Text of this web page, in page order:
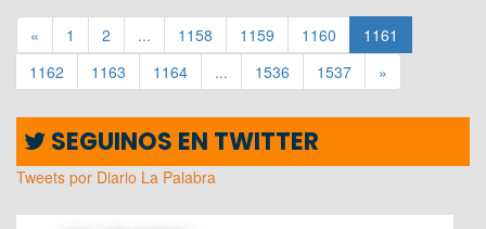
« 1 2 ... 1158 1159 1160
1161
1162
1163 1164 ... 1536 1537 »
SEGUINOS EN TWITTER
Tweets por Diario La Palabra